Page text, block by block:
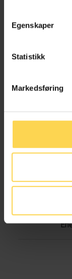
Egenskaper
Statistikk
Markedsføring